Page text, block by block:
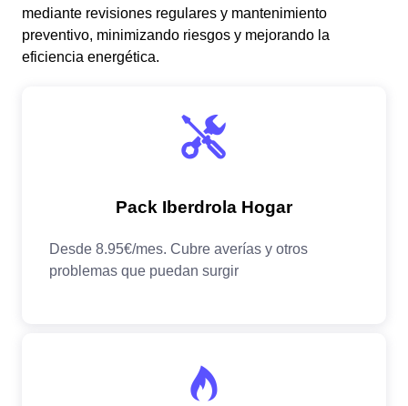
mediante revisiones regulares y mantenimiento
preventivo, minimizando riesgos y mejorando la
eficiencia energética.